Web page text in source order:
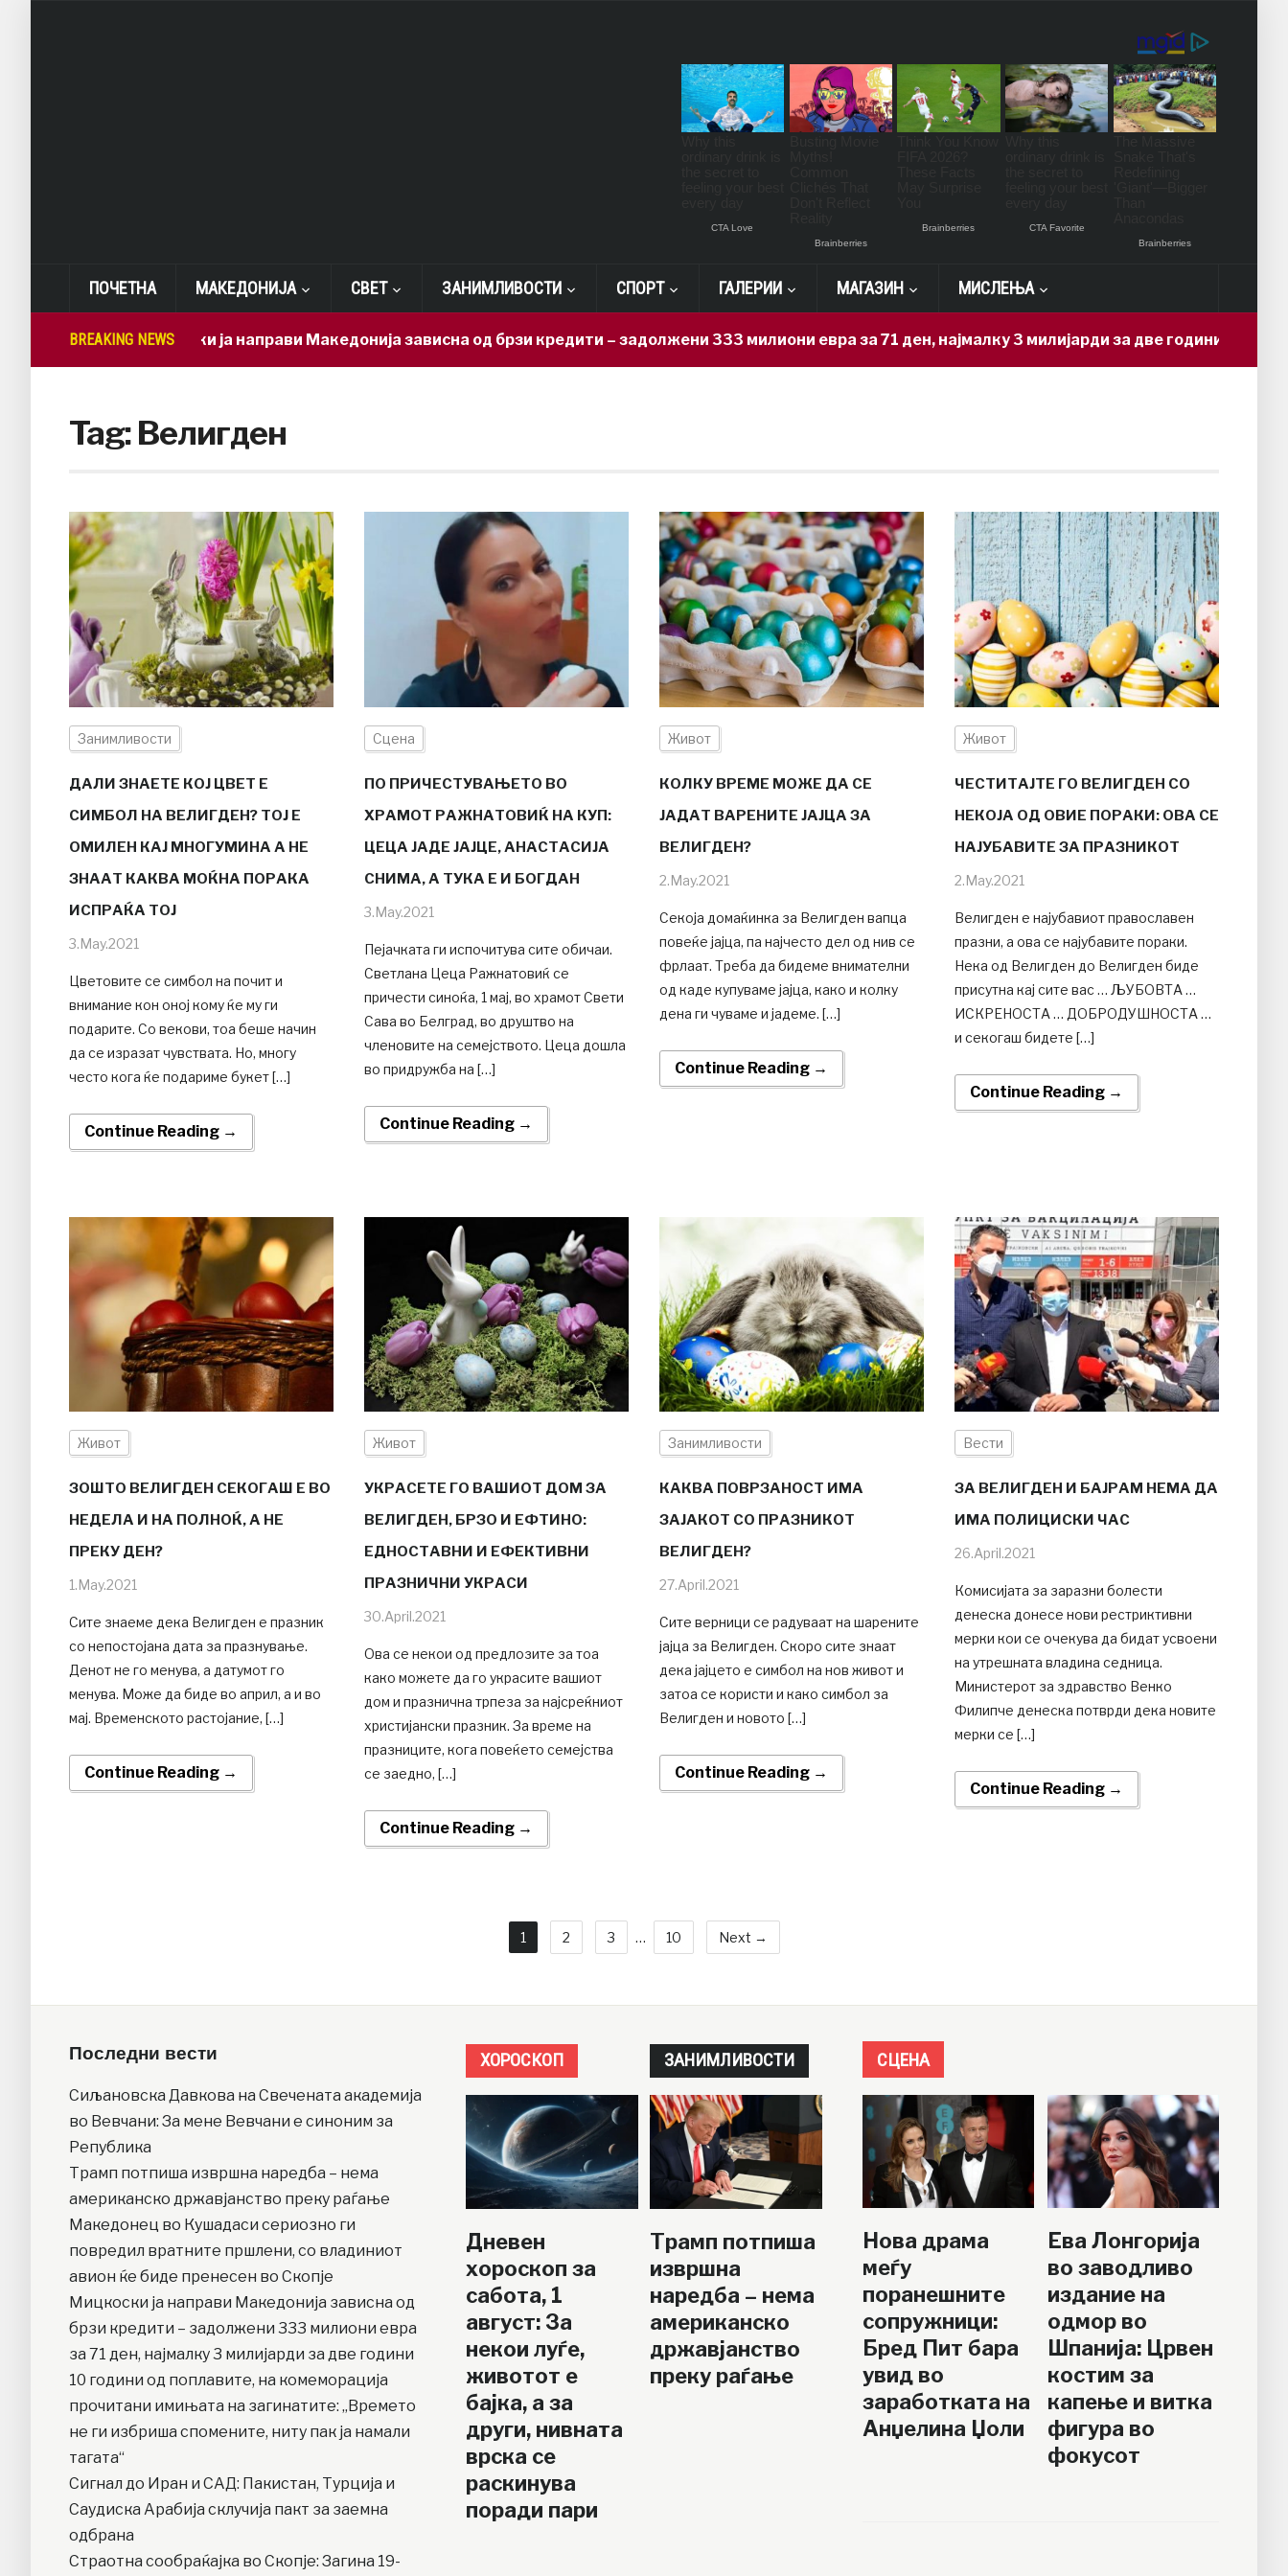
ПОЧЕТНА МАКЕДОНИЈА СВЕТ ЗАНИМЛИВОСТИ СПОРТ ГАЛЕРИИ МАГАЗИН МИСЛЕЊА
BREAKING NEWS
Мицкоски ја направи Македонија зависна од брзи кредити – задолжени 333 милиони евра за 71 ден, најмалку 3 милијарди за две години
Tag:Велигден
Занимливости
ДАЛИ ЗНАЕТЕ КОЈ ЦВЕТ Е
СИМБОЛ НА ВЕЛИГДЕН? ТОЈ Е
ОМИЛЕН КАЈ МНОГУМИНА A НЕ
ЗНААТ КАКВА МОЌНА ПОРАКА
ИСПРАЌА ТОЈ
3.May.2021
Цветовите се симбол на почит и
внимание кон оној кому ќе му ги
подарите. Со векови, тоа беше начин
да се изразат чувствата. Но, многу
често кога ќе подариме букет […]
Continue Reading →
Сцена
ПО ПРИЧЕСТУВАЊЕТО ВО
ХРАМОТ РАЖНАТОВИЌ НА КУП:
ЦЕЦА ЈАДЕ ЈАЈЦЕ, АНАСТАСИЈА
СНИМА, А ТУКА Е И БОГДАН
3.May.2021
Пејачката ги испочитува сите обичаи.
Светлана Цеца Ражнатовиќ се
причести синоќа, 1 мај, во храмот Свети
Сава во Белград, во друштво на
членовите на семејството. Цеца дошла
во придружба на […]
Continue Reading →
Живот
КОЛКУ ВРЕМЕ МОЖЕ ДА СЕ
ЈАДАТ ВАРЕНИТЕ ЈАЈЦА ЗА
ВЕЛИГДЕН?
2.May.2021
Секоја домаќинка за Велигден вапца
повеќе јајца, па најчесто дел од нив се
фрлаат. Треба да бидеме внимателни
од каде купуваме јајца, како и колку
дена ги чуваме и јадеме. […]
Continue Reading →
Живот
ЧЕСТИТАЈТЕ ГО ВЕЛИГДЕН СО
НЕКОЈА ОД ОВИЕ ПОРАКИ: ОВА СЕ
НАЈУБАВИТЕ ЗА ПРАЗНИКОТ
2.May.2021
Велигден е најубавиот православен
празни, а ова се најубавите пораки.
Нека од Велигден до Велигден биде
присутна кај сите вас … ЉУБОВТА …
ИСКРЕНОСТА … ДОБРОДУШНОСТА …
и секогаш бидете […]
Continue Reading →
Живот
ЗОШТО ВЕЛИГДЕН СЕКОГАШ Е ВО
НЕДЕЛА И НА ПОЛНОЌ, А НЕ
ПРЕКУ ДЕН?
1.May.2021
Сите знаеме дека Велигден е празник
со непостојана дата за празнување.
Денот не го менува, а датумот го
менува. Може да биде во април, а и во
мај. Временското растојание, […]
Continue Reading →
Живот
УКРАСЕТЕ ГО ВАШИОТ ДОМ ЗА
ВЕЛИГДЕН, БРЗО И ЕФТИНО:
ЕДНОСТАВНИ И ЕФЕКТИВНИ
ПРАЗНИЧНИ УКРАСИ
30.April.2021
Ова се некои од предлозите за тоа
како можете да го украсите вашиот
дом и празнична трпеза за најсреќниот
христијански празник. За време на
празниците, кога повеќето семејства
се заедно, […]
Continue Reading →
Занимливости
КАКВА ПОВРЗАНОСТ ИМА
ЗАЈАКОТ СО ПРАЗНИКОТ
ВЕЛИГДЕН?
27.April.2021
Сите верници се радуваат на шарените
јајца за Велигден. Скоро сите знаат
дека јајцето е симбол на нов живот и
затоа се користи и како симбол за
Велигден и новото […]
Continue Reading →
Вести
ЗА ВЕЛИГДЕН И БАЈРАМ НЕМА ДА
ИМА ПОЛИЦИСКИ ЧАС
26.April.2021
Комисијата за заразни болести
денеска донесе нови рестриктивни
мерки кои се очекува да бидат усвоени
на утрешната владина седница.
Министерот за здравство Венко
Филипче денеска потврди дека новите
мерки се […]
Continue Reading →
1 2 3 … 10 Next →
Последни вести
Сиљановска Давкова на Свечената академија
во Вевчани: За мене Вевчани е синоним за
Република
Трамп потпиша извршна наредба – нема
американско државјанство преку раѓање
Македонец во Кушадаси сериозно ги
повредил вратните пршлени, со владиниот
авион ќе биде пренесен во Скопје
Мицкоски ја направи Македонија зависна од
брзи кредити – задолжени 333 милиони евра
за 71 ден, најмалку 3 милијарди за две години
10 години од поплавите, на комеморација
прочитани имињата на загинатите: „Времето
не ги избриша спомените, ниту пак ја намали
тагата“
Сигнал до Иран и САД: Пакистан, Турција и
Саудиска Арабија склучија пакт за заемна
одбрана
Страотна сообраќајка во Скопје: Загина 19-
ХОРОСКОП
Дневен
хороскоп за
сабота, 1
август: За
некои луѓе,
животот е
бајка, а за
други, нивната
врска се
раскинува
поради пари
ЗАНИМЛИВОСТИ
Трамп потпиша
извршна
наредба – нема
американско
државјанство
преку раѓање
СЦЕНА
Нова драма
меѓу
поранешните
сопружници:
Бред Пит бара
увид во
заработката на
Анџелина Џоли
Ева Лонгорија
во заводливо
издание на
одмор во
Шпанија: Црвен
костим за
капење и витка
фигура во
фокусот